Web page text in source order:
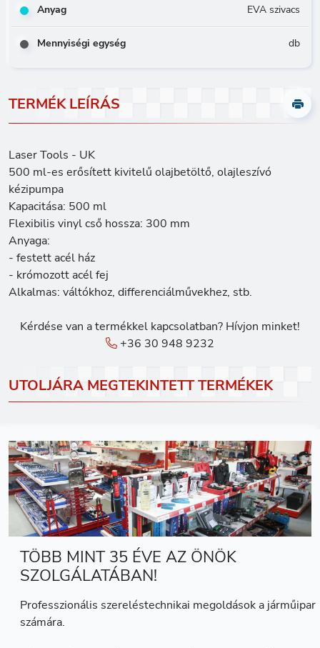
TERMÉK LEÍRÁS
Laser Tools - UK
500 ml-es erősített kivitelű olajbetöltő, olajleszívó
kézipumpa
Kapacitása: 500 ml
Flexibilis vinyl cső hossza: 300 mm
Anyaga:
- festett acél ház
- krómozott acél fej
Alkalmas: váltókhoz, differenciálművekhez, stb.
Kérdése van a termékkel kapcsolatban? Hívjon minket!
+36 30 948 9232
Anyag EVA szivacs
Mennyiségi egység db
UTOLJÁRA MEGTEKINTETT TERMÉKEK
TÖBB MINT 35 ÉVE AZ ÖNÖK
SZOLGÁLATÁBAN!
Professzionális szereléstechnikai megoldások a járműipar
számára.